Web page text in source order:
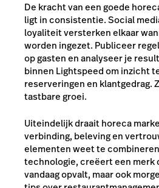
De kracht van een goede
ligt in consistentie. Social
loyaliteit versterken elkaar
worden ingezet. Publiceer
op gasten en analyseer je
binnen Lightspeed om inzicht
reserveringen en klantgedrag.
tastbare groei.
Uiteindelijk draait horeca
verbinding, beleving en
elementen weet te
technologie, creëert een merk
vandaag opvalt, maar ook